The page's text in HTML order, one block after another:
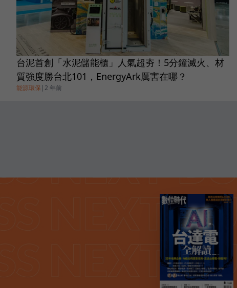
台泥首創「水泥儲能櫃」人氣超夯！5分鐘滅火、材
質強度勝台北101，EnergyArk厲害在哪？
能源環保 |2 年前